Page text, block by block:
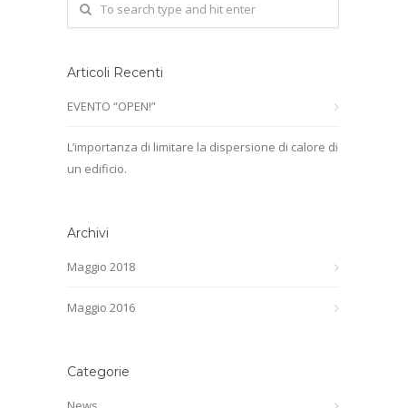
Articoli Recenti
EVENTO “OPEN!”
L’importanza di limitare la dispersione di calore di
un edificio.
Archivi
Maggio 2018
Maggio 2016
Categorie